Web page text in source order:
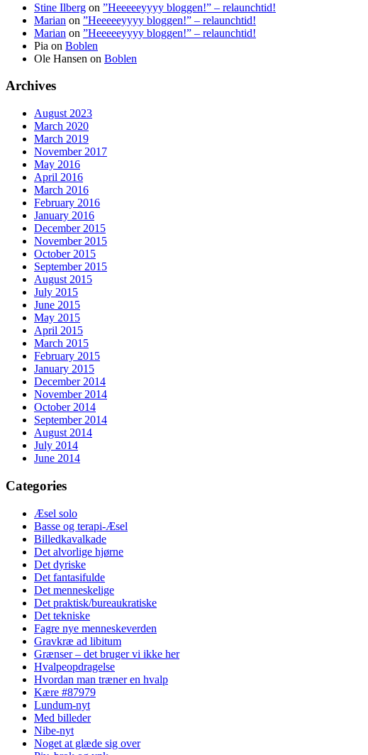
Stine Ilberg on ”Heeeeeyyyy bloggen!” – relaunchtid!
Marian on ”Heeeeeyyyy bloggen!” – relaunchtid!
Marian on ”Heeeeeyyyy bloggen!” – relaunchtid!
Pia on Boblen
Ole Hansen on Boblen
Archives
August 2023
March 2020
March 2019
November 2017
May 2016
April 2016
March 2016
February 2016
January 2016
December 2015
November 2015
October 2015
September 2015
August 2015
July 2015
June 2015
May 2015
April 2015
March 2015
February 2015
January 2015
December 2014
November 2014
October 2014
September 2014
August 2014
July 2014
June 2014
Categories
Æsel solo
Basse og terapi-Æsel
Billedkavalkade
Det alvorlige hjørne
Det dyriske
Det fantasifulde
Det menneskelige
Det praktisk/bureaukratiske
Det tekniske
Fagre nye menneskeverden
Gravkræ ad libitum
Grænser – det bruger vi ikke her
Hvalpeopdragelse
Hvordan man træner en hvalp
Kære #87979
Lundum-nyt
Med billeder
Nibe-nyt
Noget at glæde sig over